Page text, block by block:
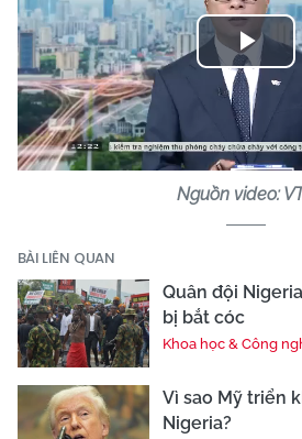
Nguồn video:
BÀI LIÊN QUAN
Quân đội
bị bắt cóc
Khoa học & Công
Vì sao Mỹ triển
Nigeria?